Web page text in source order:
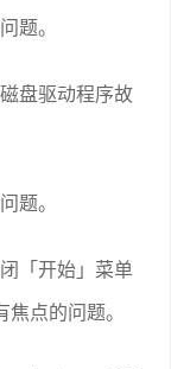
题。
盘驱动程序故
题。
「开始」菜单
点的问题。